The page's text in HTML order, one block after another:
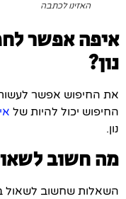
האזינו לכתבה
איפה אפשר
נון?
את החיפוש אפשר
החיפוש יכול להיות של
נון.
מה חשוב
השאלות שחשוב לשאול